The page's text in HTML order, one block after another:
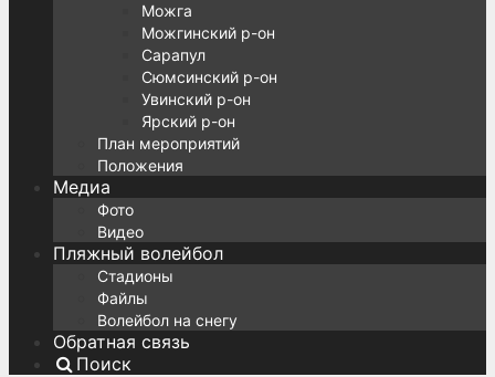
Можга
Можгинский р-он
Сарапул
Сюмсинский р-он
Увинский р-он
Ярский р-он
План мероприятий
Положения
Медиа
Фото
Видео
Пляжный волейбол
Стадионы
Файлы
Волейбол на снегу
Обратная связь
Поиск